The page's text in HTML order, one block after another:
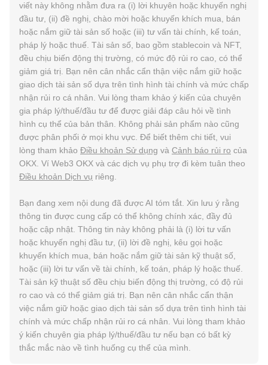
viết này không nhằm đưa ra (i) lời khuyên hoặc khuyến nghị
đầu tư, (ii) đề nghị, chào mời hoặc khuyến khích mua, bán
hoặc nắm giữ tài sản số hoặc (iii) tư vấn tài chính, kế toán,
pháp lý hoặc thuế. Tài sản số, bao gồm stablecoin và NFT,
đều chịu biến động thị trường, có mức độ rủi ro cao, có thể
giảm giá trị. Bạn nên cân nhắc cẩn thận việc nắm giữ hoặc
giao dịch tài sản số dựa trên tình hình tài chính và mức chấp
nhận rủi ro cá nhân. Vui lòng tham khảo ý kiến của chuyên
gia pháp lý/thuế/đầu tư để được giải đáp câu hỏi về tình
hình cụ thể của bản thân. Không phải sản phẩm nào cũng
được phân phối ở mọi khu vực. Để biết thêm chi tiết, vui
lòng tham khảo Điều khoản Sử dụng và Cảnh báo rủi ro của
OKX. Ví Web3 OKX và các dịch vụ phụ trợ đi kèm tuân theo
Điều khoản Dịch vụ riêng.
Bạn đang xem nội dung đã được AI tóm tắt. Xin lưu ý rằng
thông tin được cung cấp có thể không chính xác, đầy đủ
hoặc cập nhật. Thông tin này không phải là (i) lời tư vấn
hoặc khuyến nghị đầu tư, (ii) lời đề nghị, kêu gọi hoặc
khuyến khích mua, bán hoặc nắm giữ tài sản kỹ thuật số,
hoặc (iii) lời tư vấn về tài chính, kế toán, pháp lý hoặc thuế.
Tài sản kỹ thuật số đều chịu biến động thị trường, có độ rủi
ro cao và có thể giảm giá trị. Bạn nên cân nhắc cẩn thận
việc nắm giữ hoặc giao dịch tài sản số dựa trên tình hình tài
chính và mức chấp nhận rủi ro cá nhân. Vui lòng tham khảo
ý kiến chuyên gia pháp lý/thuế/đầu tư nếu bạn có bất kỳ
thắc mắc nào về tình huống cụ thể của mình.